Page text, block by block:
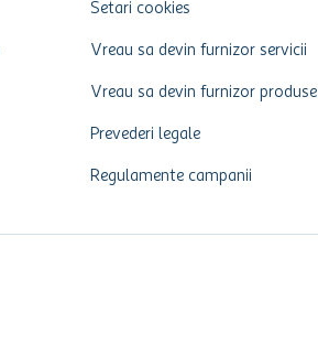
Setari cookies
Vreau sa devin furnizor servicii
Vreau sa devin furnizor produse
Prevederi legale
Regulamente campanii